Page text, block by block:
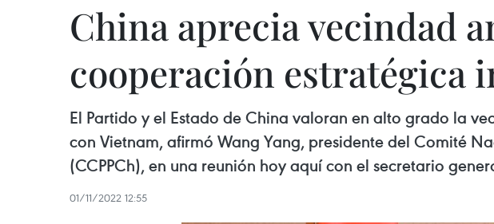
China aprecia vecindad
cooperación estratégica
El Partido y el Estado de China valoran en alto grado la
con Vietnam, afirmó Wang Yang, presidente del Comité
(CCPPCh), en una reunión hoy aquí con el secretario
01/11/2022 12:55